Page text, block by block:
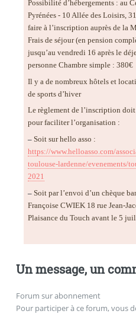
Possibilité d’hébergements : au
Pyrénées - 10 Allée des Loisirs,
faire à l’inscription auprès de la
Frais de séjour (en pension
jusqu’au vendredi 16 après le
personne Chambre simple : 380€
Il y a de nombreux hôtels et
de sports d’hiver
Le règlement de l’inscription
pour faciliter l’organisation :
–Soit sur hello asso :
https://www.helloasso.com/
toulouse-lardenne/evenements/
2021
–Soit par l’envoi d’un chèque
Françoise CWIEK 18 rue Jean-
Plaisance du Touch avant le 5
Un message, un
Forum sur abonnement
Pour participer à ce forum, vous